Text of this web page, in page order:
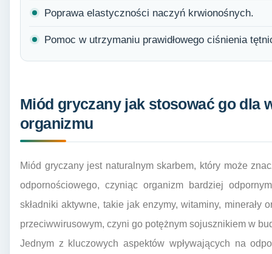
Poprawa elastyczności naczyń krwionośnych.
Pomoc w utrzymaniu prawidłowego ciśnienia
Miód gryczany jak stosować go dla
organizmu
Miód gryczany jest naturalnym skarbem, który może
odpornościowego, czyniąc organizm bardziej
składniki aktywne, takie jak enzymy, witaminy, minerały
przeciwwirusowym, czyni go potężnym sojusznikiem w
Jednym z kluczowych aspektów wpływających na